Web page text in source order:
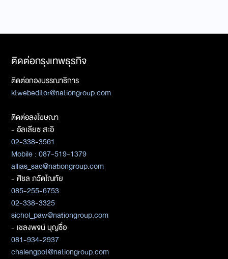
ติดต่อกรุงเทพธุรกิจ
ติดต่อกองบรรณาธิการ
ktwebeditor@nationgroup.com
ติดต่อลงโฆษณา
- อัลเลียซ สะอิ
02-338-3561
Mobile : 087-519-1379
allias_sae@nationgroup.com
- ศิชล ภวัตโณทัย
085-255-6753
02-338-3325
sichol_paw@nationgroup.com
- เชลงพจน์ บุญซื่อ
081-934-2937
chalengpot@nationgroup.com